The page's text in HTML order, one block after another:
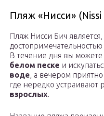
Пляж «Нисси» (Nissi
Пляж Нисси Бич
В течение дня вы можете
белом песке и
воде , а вечером
где нередко устраивают
взрослых